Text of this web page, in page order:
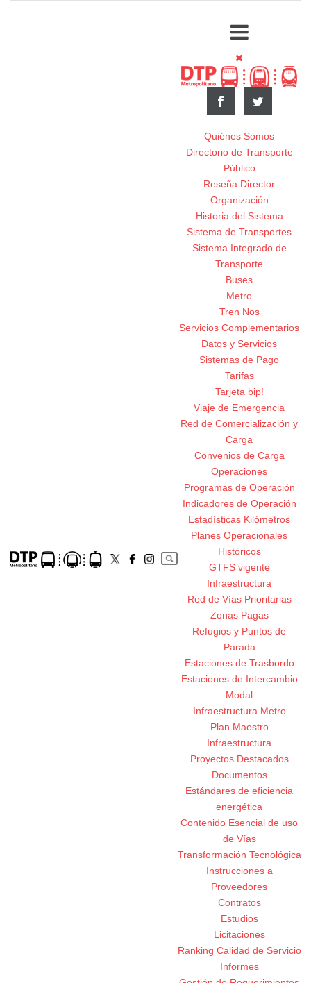
Quiénes Somos
Directorio de Transporte
Público
Reseña Director
Organización
Historia del Sistema
Sistema de Transportes
Sistema Integrado de
Transporte
Buses
Metro
Tren Nos
Servicios Complementarios
Datos y Servicios
Sistemas de Pago
Tarifas
Tarjeta bip!
Viaje de Emergencia
Red de Comercialización y
Carga
Convenios de Carga
Operaciones
Programas de Operación
Indicadores de Operación
Estadísticas Kilómetros
Planes Operacionales
Históricos
GTFS vigente
Infraestructura
Red de Vías Prioritarias
Zonas Pagas
Refugios y Puntos de
Parada
Estaciones de Trasbordo
Estaciones de Intercambio
Modal
Infraestructura Metro
Plan Maestro
Infraestructura
Proyectos Destacados
Documentos
Estándares de eficiencia
energética
Contenido Esencial de uso
de Vías
Transformación Tecnológica
Instrucciones a
Proveedores
Contratos
Estudios
Licitaciones
Ranking Calidad de Servicio
Informes